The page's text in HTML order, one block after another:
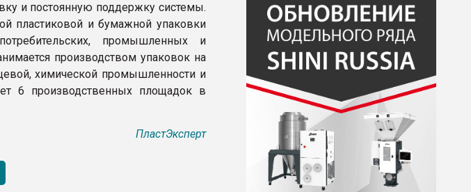
и постоянную поддержку системы.
пластиковой и бумажной упаковки
промышленных и
производством упаковок на
химической промышленности и
6 производственных площадок в
ПластЭксперт